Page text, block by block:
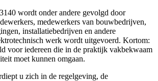
wordt onder andere gevolgd door
medewerkers van bouwbedrijven,
installatiebedrijven en andere
werk wordt uitgevoerd. Kortom:
voor iedereen die in de praktijk vakbekwaam
moet kunnen omgaan.
u zich in de regelgeving, de